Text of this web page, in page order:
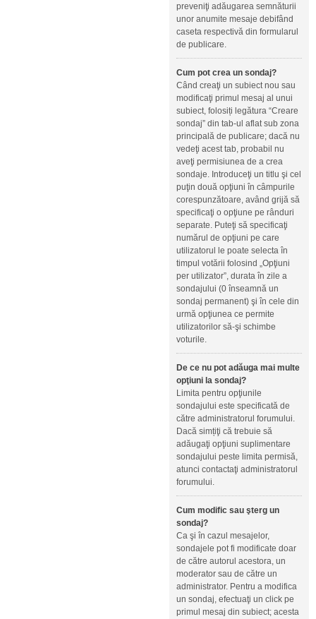
preveniţi adăugarea semnăturii
unor anumite mesaje debifând
caseta respectivă din formularul
de publicare.
Cum pot crea un sondaj?
Când creaţi un subiect nou sau
modificaţi primul mesaj al unui
subiect, folosiți legătura “Creare
sondaj” din tab-ul aflat sub zona
principală de publicare; dacă nu
vedeţi acest tab, probabil nu
aveţi permisiunea de a crea
sondaje. Introduceţi un titlu şi cel
puţin două opţiuni în câmpurile
corespunzătoare, având grijă să
specificaţi o opţiune pe rânduri
separate. Puteţi să specificaţi
numărul de opţiuni pe care
utilizatorul le poate selecta în
timpul votării folosind „Opţiuni
per utilizator”, durata în zile a
sondajului (0 înseamnă un
sondaj permanent) şi în cele din
urmă opţiunea ce permite
utilizatorilor să-şi schimbe
voturile.
De ce nu pot adăuga mai multe
opţiuni la sondaj?
Limita pentru opţiunile
sondajului este specificată de
către administratorul forumului.
Dacă simțiţi că trebuie să
adăugaţi opţiuni suplimentare
sondajului peste limita permisă,
atunci contactaţi administratorul
forumului.
Cum modific sau şterg un
sondaj?
Ca şi în cazul mesajelor,
sondajele pot fi modificate doar
de către autorul acestora, un
moderator sau de către un
administrator. Pentru a modifica
un sondaj, efectuaţi un click pe
primul mesaj din subiect; acesta